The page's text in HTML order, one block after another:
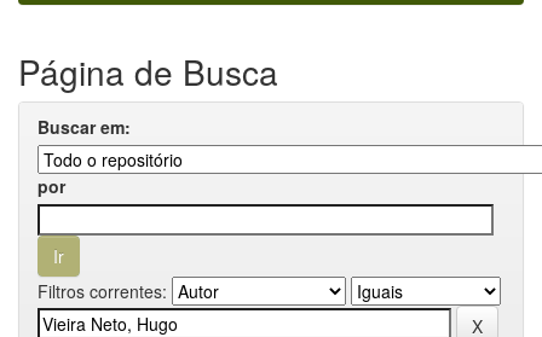
Página de Busca
Buscar em:
por
Filtros correntes: